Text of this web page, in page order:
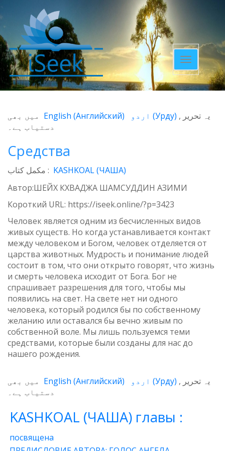
Toggle
navigation
یہ تحریر (Урду)
English (Английский)
میں بھی
دستیاب ہے۔
Средства
مکمل کتاب : KASHKOAL (ЧАША)
Автор:ШЕЙХ КХВАДЖА ШАМСУДДИН АЗИМИ
Короткий URL: https://iseek.online/?p=3423
Человек является одним из бесчисленных видов
живых существ. Но когда устанавливается контакт
между человеком и Богом, человек отделяется от
царства животных. Мудрость и понимание людей
состоит в том, что они открыто говорят, что жизнь
и смерть человека исходит от Бога. Бог не
спрашивает разрешения для того, чтобы мы
появились на свет. На свете нет ни одного
человека, который родился бы по собственному
желанию или оставался бы вечно живым по
собственной воле. Мы лишь пользуемся теми
средствами, которые были созданы для нас до
нашего рождения.
یہ تحریر (Урду)
English (Английский)
میں بھی
دستیاب ہے۔
KASHKOAL (ЧАША) главы :
посвящена